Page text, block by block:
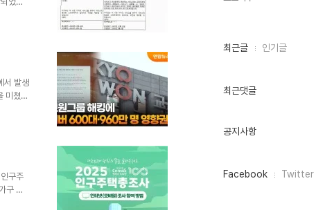
어를
시를
서 발생
미쳤습
발생
니다.
구주
구 여
했습
최
인
최근글 인기글
최근댓글
공지사항
페
Facebook Twitter